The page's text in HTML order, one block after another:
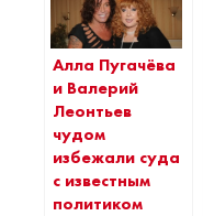
Алла Пугачёва
и Валерий
Леонтьев
чудом
избежали суда
с известным
политиком